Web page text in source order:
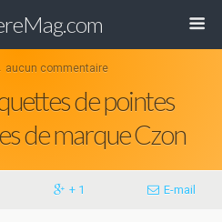
commentaire
de pointes
de marque Czon
+ 1 E-mail